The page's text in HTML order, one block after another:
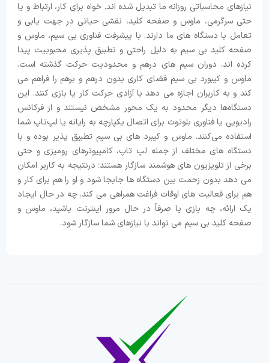
نیازهای محاسباتی روزانه ما تبدیل شده اند. خواه برای کار، ارتباط و یا
حتی سرگرمی، ماوس و صفحه کلید، نقشی حیاتی در جهت یابی و
تعامل با دستگاه های ما دارند. با پیشرفت فناوری بی سیم، ماوس و
صفحه کلید بی سیم به دلیل راحتی و تطبیق پذیری محبوبیت پیدا
کرده اند. دوران سیم های درهم و محدودیت حرکت گذشته است.
ماوس و کیبورد بی سیم فضای کاری بدون درهم و برهم را فراهم می
کند و به کاربران اجازه می دهد با آزادی حرکت کار یا بازی کنند. این
دستگاه‌ها دیگر محدود به یک محور مشخص نیستند و از فرکانس
رادیویی یا فناوری بلوتوث برای اتصال یکپارچه به رایانه یا لپ‌تاپ شما
استفاده می‌کنند. ماوس و کیبرد های بی سیم تطبیق پذیر بوده و با
دستگاه های مختلف از جمله لپ تاپ، کامپیوترهای رومیزی و حتی
برخی از تلویزیون های هوشمند سازگار هستند؛ درنتیجه به کاربر امکان
می دهد بدون زحمت بین دستگاه ها جابجا شود و او را هم برای کار و
هم برای فعالیت های اوقات فراغت همراهی می کند. چه در حال ایجاد
یک ارائه، چه بازی یا صرفاً در حال مرور اینترنت باشید، ماوس و
صفحه کلید بی سیم می تواند با نیازهای شما سازگار شود.